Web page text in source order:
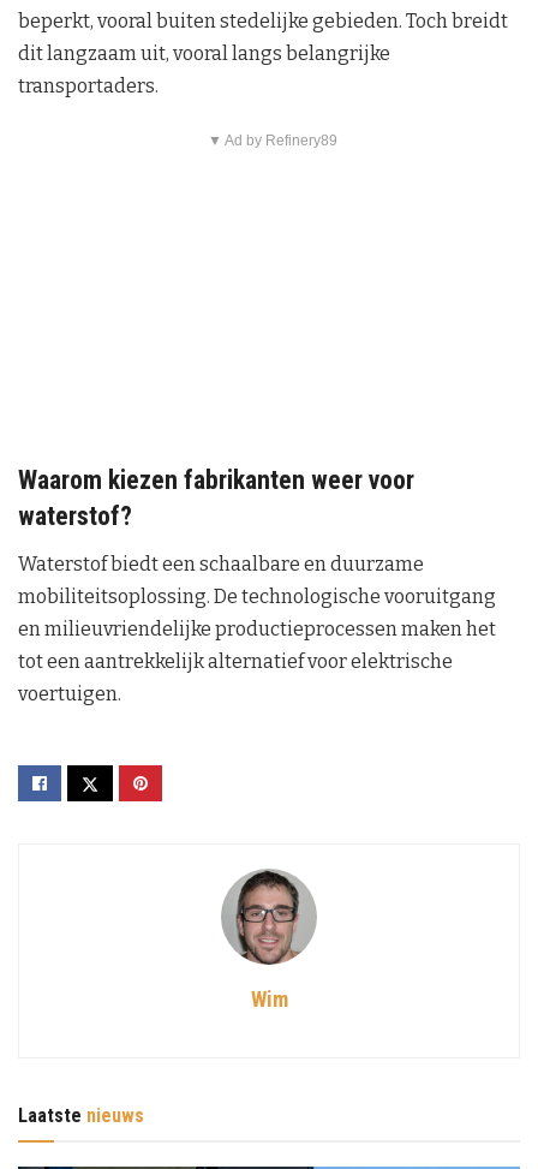
beperkt, vooral buiten stedelijke gebieden. Toch breidt
dit langzaam uit, vooral langs belangrijke
transportaders.
▼ Ad by Refinery89
Waarom kiezen fabrikanten weer voor
waterstof?
Waterstof biedt een schaalbare en duurzame
mobiliteitsoplossing. De technologische vooruitgang
en milieuvriendelijke productieprocessen maken het
tot een aantrekkelijk alternatief voor elektrische
voertuigen.
Wim
Laatste nieuws